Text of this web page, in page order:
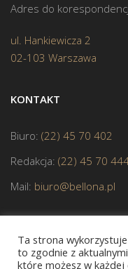
Adres do
ul. Hankiewicza 2
02-103 Warszawa
KONTAKT
Biuro: (22) 45 70 402
Redakcja: (22) 45 70
Mail: biuro@bellona.pl
Ta strona
to zgodnie z
które możesz w